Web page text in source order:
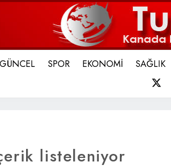
GÜNCEL SPOR EKONOMİ SAĞLIK
listeleniyor